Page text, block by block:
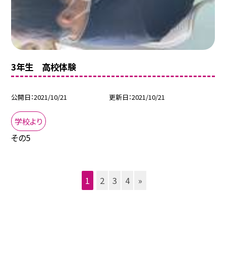
3年生 高校体験
公開日 2021/10/21 更新日 2021/10/21
学校より
その5
1 2 3 4 »